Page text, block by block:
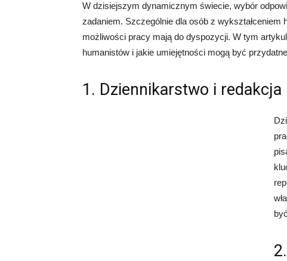
W dzisiejszym dynamicznym świecie, wybór
zadaniem. Szczególnie dla osób z
możliwości pracy mają do dyspozycji. W tym
humanistów i jakie umiejętności mogą być
1. Dziennikarstwo i redakcja